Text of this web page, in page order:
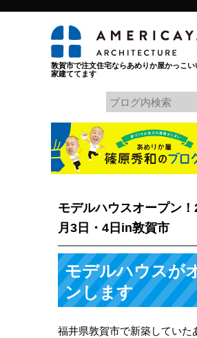
敦賀市で注文住宅ならあめりか屋かっこ
家建ててます
モデルハウスオープン
月3日・4日in敦賀市
モデルハウスが
ンします
福井県敦賀市で新築していた